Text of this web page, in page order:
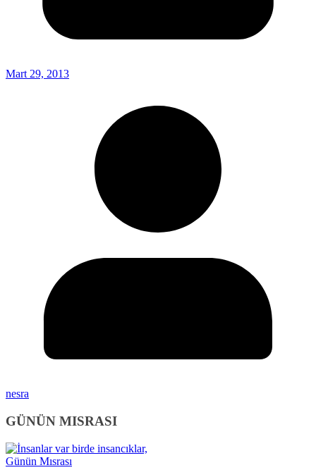
Mart 29, 2013
nesra
GÜNÜN MISRASI
Günün Mısrası